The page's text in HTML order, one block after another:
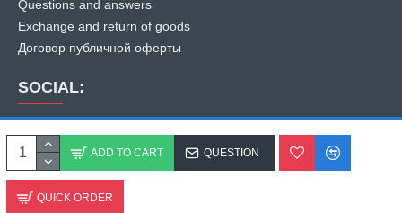
ADD TO CART QUESTION
QUICK ORDER
Questions and answers
Exchange and return of goods
Договор публичной оферты
SOCIAL:
© 2007-2026 PE "Southern City". All rights reserved.